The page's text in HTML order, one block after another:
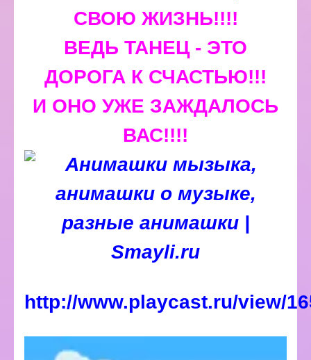
СВОЮ ЖИЗНЬ!!!!
ВЕДЬ ТАНЕЦ - ЭТО
ДОРОГА К СЧАСТЬЮ!!!
И ОНО УЖЕ ЗАЖДАЛОСЬ
ВАС!!!!
http://www.playcast.ru/view/